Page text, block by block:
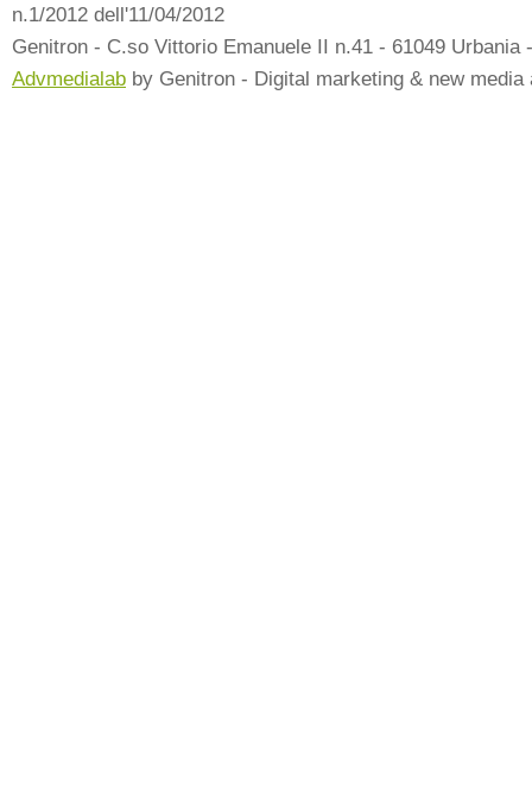
n.1/2012 dell'11/04/2012
Genitron - C.so Vittorio Emanuele II n.41 - 61049 Urbania
Advmedialab by Genitron - Digital marketing & new media